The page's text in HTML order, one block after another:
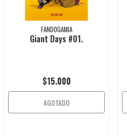
FANDOGAMIA
Giant Days #01.
$15.000
AGOTADO